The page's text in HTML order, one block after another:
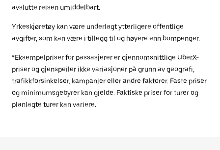
avslutte reisen umiddelbart.
Yrkeskjøretøy kan være underlagt ytterligere offentlige
avgifter, som kan være i tillegg til og høyere enn bompenger.
*Eksempelpriser for passasjerer er gjennomsnittlige UberX-
priser og gjenspeiler ikke variasjoner på grunn av geografi,
trafikkforsinkelser, kampanjer eller andre faktorer. Faste priser
og minimumsgebyrer kan gjelde. Faktiske priser for turer og
planlagte turer kan variere.